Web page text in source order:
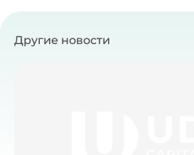
Другие новости